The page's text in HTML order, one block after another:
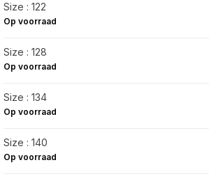
Size : 122
Op voorraad
Size : 128
Op voorraad
Size : 134
Op voorraad
Size : 140
Op voorraad